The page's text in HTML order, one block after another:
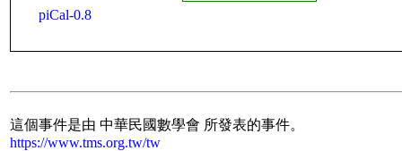
piCal-0.8
這個事件是由 中華民國數學會 所發表的事件。
https://www.tms.org.tw/tw